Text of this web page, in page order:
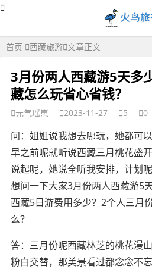
首页 西藏旅游 文章正文
3月份两人西藏游5天多
藏怎么玩省心省钱？
元气瑶崽 2023-11-27 5 0
问：姐姐说我想去哪玩，她都可
早之前呢就听说西藏三月桃花盛
说起呢，她说全听我安排，计划
想问一下大家3月份两人西藏游5
西藏5日游费用多少？2个人三月
么？
答：三月份呢西藏林芝的桃花漫
粉白交替，那美景看过都念念不